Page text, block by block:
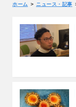
ホーム ニュース・記事